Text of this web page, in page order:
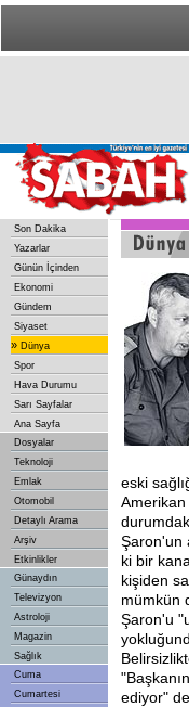
Son Dakika
Yazarlar
Günün İçinden
Ekonomi
Gündem
Siyaset
» Dünya
Spor
Hava Durumu
Sarı Sayfalar
Ana Sayfa
Dosyalar
Teknoloji
Emlak
Otomobil
Detaylı Arama
Arşiv
Etkinlikler
Günaydın
Televizyon
Astroloji
Magazin
Sağlık
Cuma
Cumartesi
eski
Şaron'un
ki bir
kişiden
mümkün
Şaron'u
ediyor"